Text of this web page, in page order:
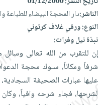
على
Android
تحميل
iKitab
على
Apple
على
Apple
جوائزالعناية
الشخصية
العناية
وتصفيف
الشعر
العناية
بالجسم
والسفرة
الكل
أواني
الطهي
أدوات
متجر
الهدايا
أقسام
الناشر:دار المحجة البيضاء للطباعة
النوع:ورقي غلاف كرتوني
نبذة نيل وفرات:
إن للتقرب من الله تعالى وسائل
شرفاً ومكاناً، سلوك محجة
عليها عبارات الصحيفة
لشرحها، فجاء شرحه وافياً،